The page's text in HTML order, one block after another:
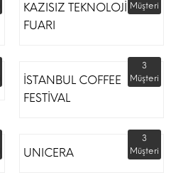
KAZISIZ TEKNOLOJİLER
FUARI
Müşteri
İSTANBUL COFFEE
FESTİVAL
3
Müşteri
UNICERA
3
Müşteri